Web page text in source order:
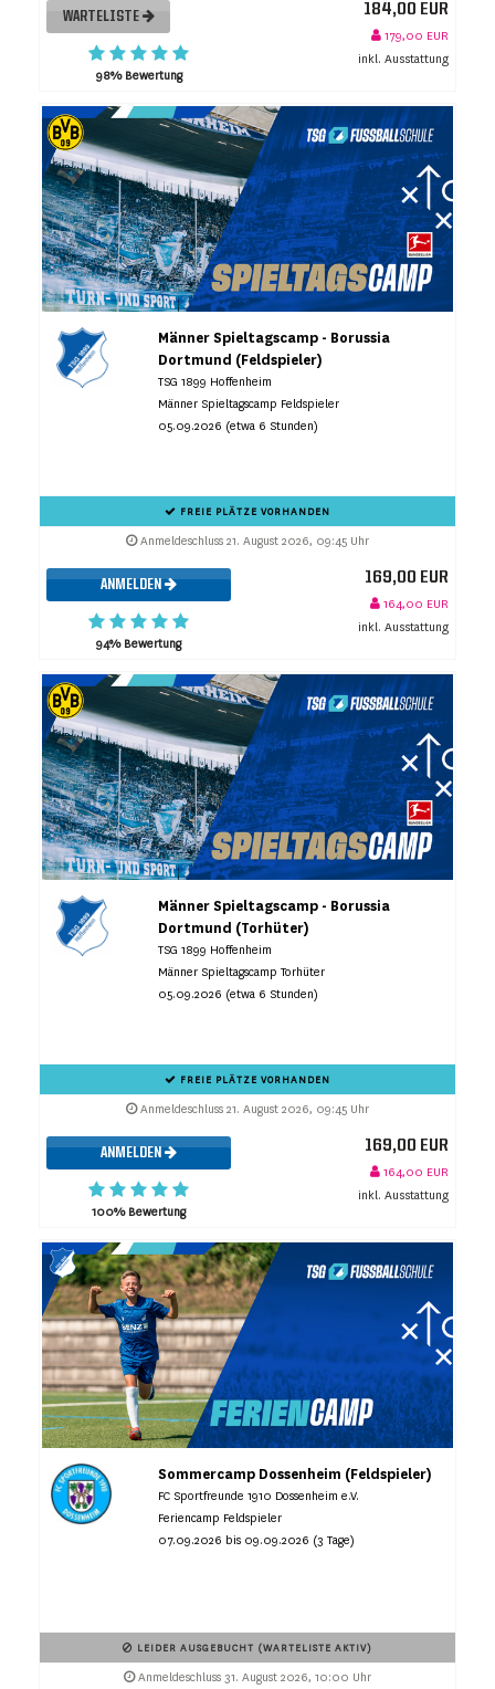
WARTELISTE
98% Bewertung
184,00 EUR
179,00 EUR
inkl. Ausstattung
Männer Spieltagscamp - Borussia
Dortmund (Feldspieler)
TSG 1899 Hoffenheim
Männer Spieltagscamp Feldspieler
05.09.2026 (etwa 6 Stunden)
FREIE PLÄTZE VORHANDEN
Anmeldeschluss 21. August 2026, 09:45 Uhr
ANMELDEN
94% Bewertung
169,00 EUR
164,00 EUR
inkl. Ausstattung
Männer Spieltagscamp - Borussia
Dortmund (Torhüter)
TSG 1899 Hoffenheim
Männer Spieltagscamp Torhüter
05.09.2026 (etwa 6 Stunden)
FREIE PLÄTZE VORHANDEN
Anmeldeschluss 21. August 2026, 09:45 Uhr
ANMELDEN
100% Bewertung
169,00 EUR
164,00 EUR
inkl. Ausstattung
Sommercamp Dossenheim (Feldspieler)
FC Sportfreunde 1910 Dossenheim e.V.
Feriencamp Feldspieler
07.09.2026 bis 09.09.2026 (3 Tage)
LEIDER AUSGEBUCHT (WARTELISTE AKTIV)
Anmeldeschluss 31. August 2026, 10:00 Uhr